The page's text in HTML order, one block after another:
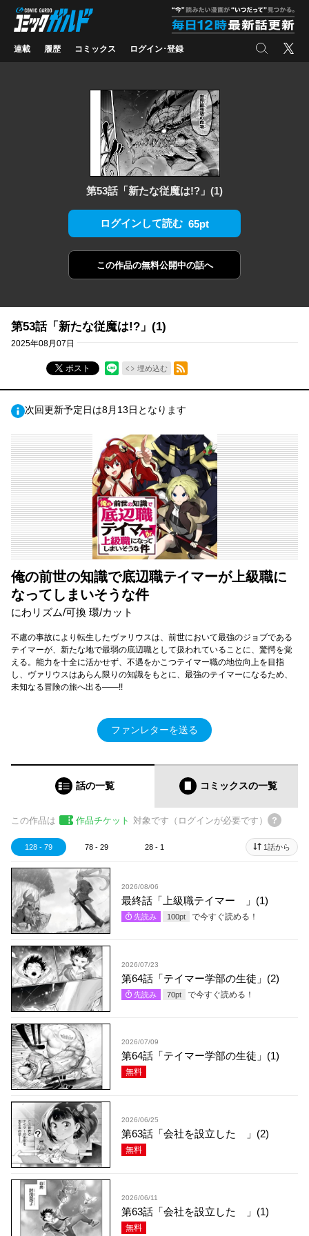
コミックガルド
連載 履歴 コミックス ログイン･登録 検索 X
第53話「新たな従魔は!?」(1)
ログインして読む 65pt
この作品の無料公開中の話へ
第53話「新たな従魔は!?」(1)
2025年08月07日
ポスト 埋め込む
RSSフィード
次回更新予定日は8月13日となります
俺の前世の知識で底辺職テイマーが上級職に
なってしまいそうな件
にわリズム/可換 環/カット
不慮の事故により転生したヴァリウスは、前世において最強のジョブである
テイマーが、新たな地で最弱の底辺職として扱われていることに、驚愕を覚
える。能力を十全に活かせず、不遇をかこつテイマー職の地位向上を目指
し、ヴァリウスはあらん限りの知識をもとに、最強のテイマーになるため、
未知なる冒険の旅へ出る――!!
ファンレターを送る
話の一覧 コミックスの一覧
この作品は 作品チケット 対象です（ログインが必要です）
128 - 79 78 - 29 28 - 1 1話から
2026/08/06
最終話「上級職テイマー 」(1)
先読み 100pt で今すぐ読める！
2026/07/23
第64話「テイマー学部の生徒」(2)
先読み 70pt で今すぐ読める！
2026/07/09
第64話「テイマー学部の生徒」(1)
無料
2026/06/25
第63話「会社を設立した 」(2)
無料
2026/06/11
第63話「会社を設立した 」(1)
無料